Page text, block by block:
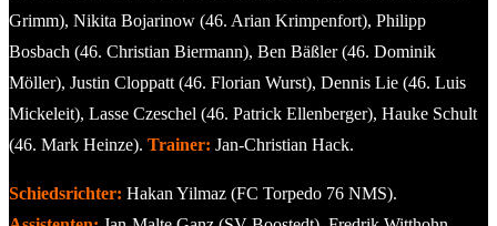
Grimm), Nikita Bojarinow (46. Arian Krimpenfort), Philipp
Bosbach (46. Christian Biermann), Ben Bäßler (46. Dominik
Möller), Justin Cloppatt (46. Florian Wurst), Dennis Lie (46. Luis
Mickeleit)­, Lasse Czeschel (46. Patrick Ellenberger), Hauke Schult
(46. Mark Heinze). Trainer: Jan-Christian Hack.
Schiedsrichter: Hakan Yilmaz (FC Torpedo 76 NMS).